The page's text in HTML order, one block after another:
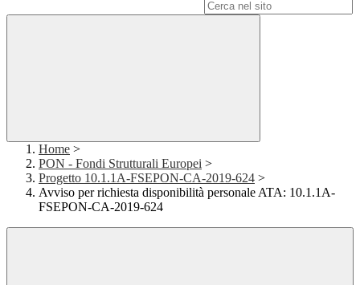
Home >
PON - Fondi Strutturali Europei >
Progetto 10.1.1A-FSEPON-CA-2019-624 >
Avviso per richiesta disponibilità personale ATA: 10.1.1A-
FSEPON-CA-2019-624